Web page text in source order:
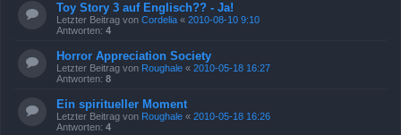
Toy Story 3 auf Englisch?? - Ja!
Letzter Beitrag von Cordelia « 2010-08-10 9:10
Antworten: 4
Horror Appreciation Society
Letzter Beitrag von Roughale « 2010-05-18 16:27
Antworten: 8
Ein spiritueller Moment
Letzter Beitrag von Roughale « 2010-05-18 16:26
Antworten: 4